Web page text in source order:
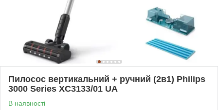
Пилосос вертикальний + ручний (2в1) Philips
3000 Series XC3133/01 UA
В наявності